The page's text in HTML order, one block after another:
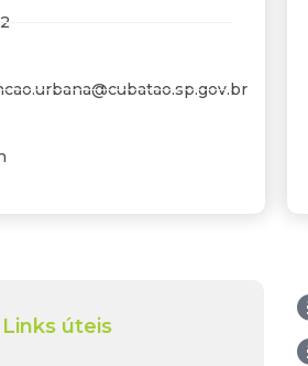
Links úteis